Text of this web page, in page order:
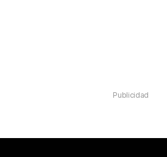
Publicidad